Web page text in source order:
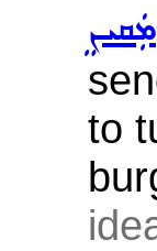
ܡܲܩܝܢܸ
to